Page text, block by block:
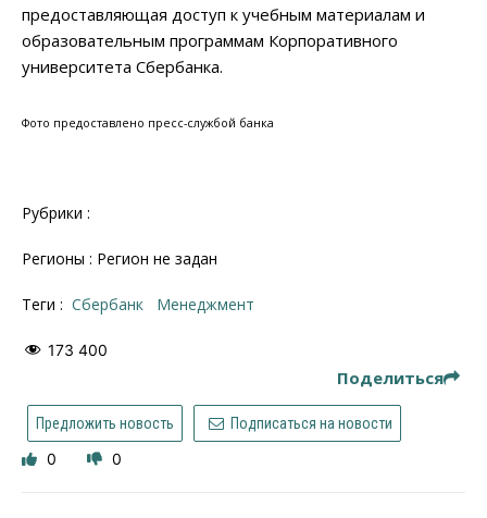
предоставляющая доступ к учебным материалам и
образовательным программам Корпоративного
университета Сбербанка.
Фото предоставлено пресс-службой банка
Рубрики :
Регионы : Регион не задан
Теги : Сбербанк менеджмент
173 400
Поделиться
Предложить новость Подписаться на новости
0 0